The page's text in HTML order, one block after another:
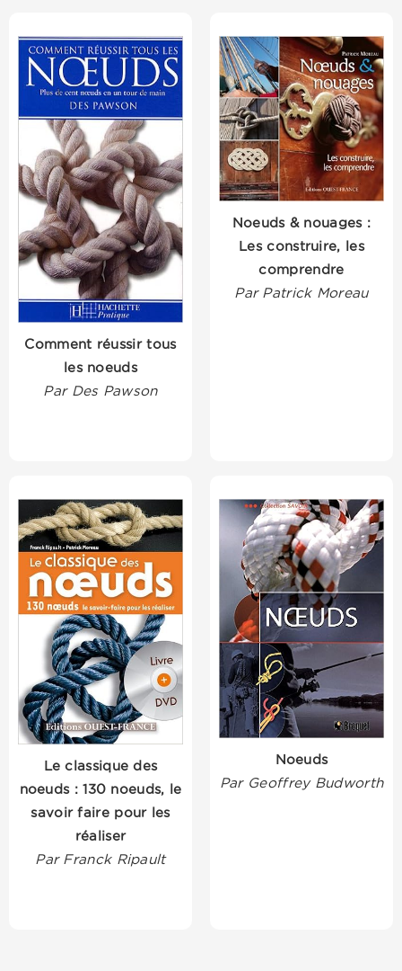
Comment réussir tous
les noeuds
Par Des Pawson
Noeuds & nouages :
Les construire, les
comprendre
Par Patrick Moreau
Le classique des
noeuds : 130 noeuds, le
savoir faire pour les
réaliser
Par Franck Ripault
Noeuds
Par Geoffrey Budworth